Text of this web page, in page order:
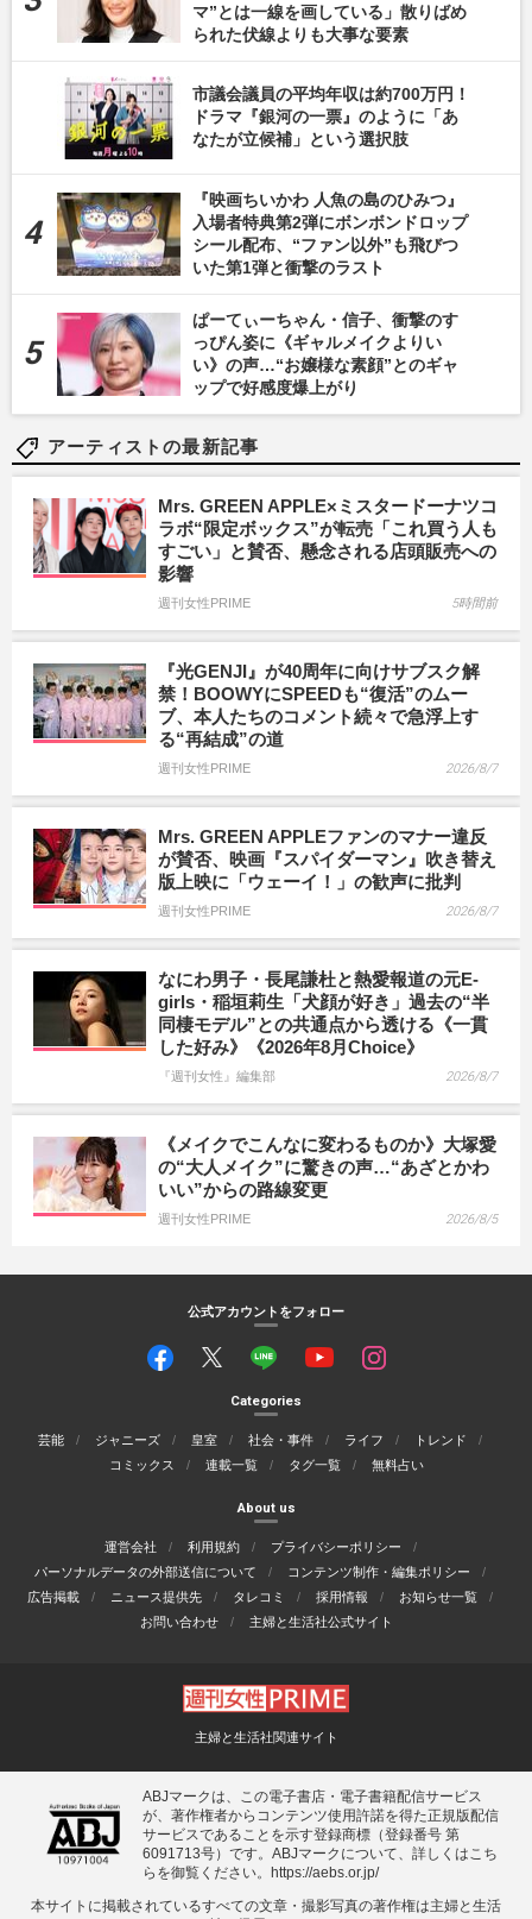
マ”とは一線を画している」散りばめ
られた伏線よりも大事な要素
市議会議員の平均年収は約700万円！
ドラマ『銀河の一票』のように「あ
なたが立候補」という選択肢
『映画ちいかわ 人魚の島のひみつ』
入場者特典第2弾にボンボンドロップ
シール配布、“ファン以外”も飛びつ
いた第1弾と衝撃のラスト
ぱーてぃーちゃん・信子、衝撃のす
っぴん姿に《ギャルメイクよりい
い》の声…“お嬢様な素顔”とのギャ
ップで好感度爆上がり
アーティストの最新記事
Mrs. GREEN APPLE×ミスタードーナツコ
ラボ“限定ボックス”が転売「これ買う人も
すごい」と賛否、懸念される店頭販売への
影響
週刊女性PRIME 5時間前
『光GENJI』が40周年に向けサブスク解
禁！BOOWYにSPEEDも“復活”のムー
ブ、本人たちのコメント続々で急浮上す
る“再結成”の道
週刊女性PRIME 2026/8/7
Mrs. GREEN APPLEファンのマナー違反
が賛否、映画『スパイダーマン』吹き替え
版上映に「ウェーイ！」の歓声に批判
週刊女性PRIME 2026/8/7
なにわ男子・長尾謙杜と熱愛報道の元E-
girls・稲垣莉生「犬顔が好き」過去の“半
同棲モデル”との共通点から透ける《一貫
した好み》《2026年8月Choice》
『週刊女性』編集部 2026/8/7
《メイクでこんなに変わるものか》大塚愛
の“大人メイク”に驚きの声…“あざとかわ
いい”からの路線変更
週刊女性PRIME 2026/8/5
公式アカウントをフォロー
Categories
芸能 ジャニーズ 皇室 社会・事件 ライフ
トレンド
コミックス
連載一覧 タグ一覧 無料占い
About us
運営会社 利用規約
プライバシーポリシー
パーソナルデータの外部送信について
コンテンツ制作・編集ポリシー
広告掲載
ニュース提供先 タレコミ 採用情報
お知らせ一覧
お問い合わせ
主婦と生活社公式サイト
主婦と生活社関連サイト
ABJマークは、この電子書店・電子書籍配信サービス
が、著作権者からコンテンツ使用許諾を得た正規版配信
サービスであることを示す登録商標（登録番号 第
6091713号）です。ABJマークについて、詳しくはこち
らを御覧ください。 https://aebs.or.jp/
本サイトに掲載されているすべての⽂章・撮影写真の著作権は主婦と⽣活